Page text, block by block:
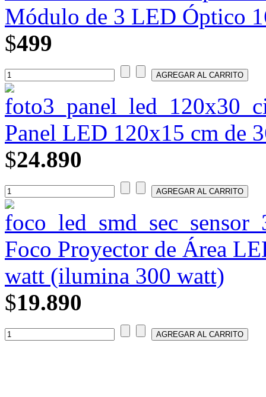
Módulo de 3 LED Óptico
$499
Panel LED 120x15 cm de
$24.890
Foco Proyector de Área
watt (ilumina 300 watt)
$19.890